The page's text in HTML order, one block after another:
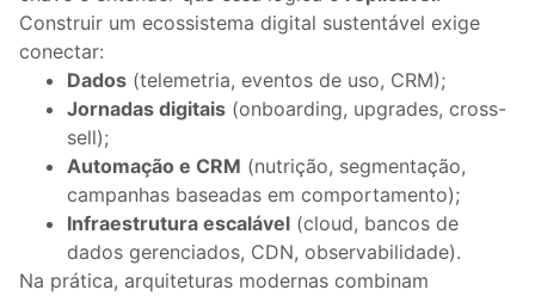
Construir um ecossistema digital sustentável exige
conectar:
Dados (telemetria, eventos de uso, CRM);
Jornadas digitais (onboarding, upgrades, cross-
sell);
Automação e CRM (nutrição, segmentação,
campanhas baseadas em comportamento);
Infraestrutura escalável (cloud, bancos de
dados gerenciados, CDN, observabilidade).
Na prática, arquiteturas modernas combinam